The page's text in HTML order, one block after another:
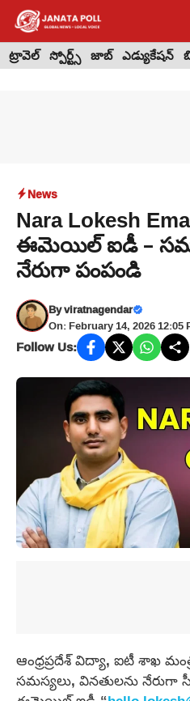
Skip
content
ట్రావెల్ స్పోర్ట్స్ జాబ్ ఎడ్యుకేషన్
News
Nara Lokesh
ఈమెయిల్ ఐడీ –
నేరుగా పంపండి
Byviratnagendar
On: February 14, 2026 12:05
Follow Us:
ఆంధ్రప్రదేశ్ విద్యా, ఐటీ శాఖ
సమస్యలు, వినతులను నేరుగా